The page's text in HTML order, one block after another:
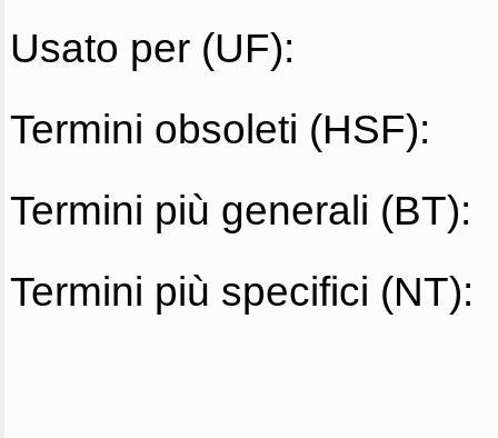
Usato per (UF):
Termini obsoleti (HSF):
Termini più generali (BT):
Termini più specifici (NT):